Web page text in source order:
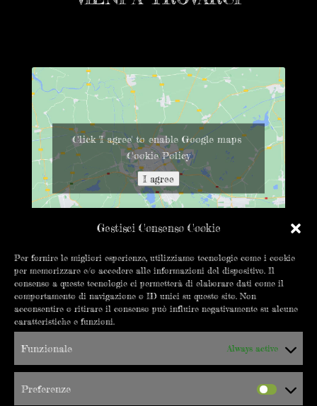
Gestisci Consenso Cookie
Per fornire le migliori esperienze, utilizziamo tecnologie come i cookie
per memorizzare e/o accedere alle informazioni del dispositivo. Il
consenso a queste tecnologie ci permetterà di elaborare dati come il
comportamento di navigazione o ID unici su questo sito. Non
acconsentire o ritirare il consenso può influire negativamente su alcune
caratteristiche e funzioni.
Funzionale Always active
Preferenze
Click 'I agree' to enable Google maps
Cookie Policy
I agree
CONTATTACI
info@errepigi.it
+39 019 8402550
C.so Vittorio Veneto 18/20R
17100 Savona